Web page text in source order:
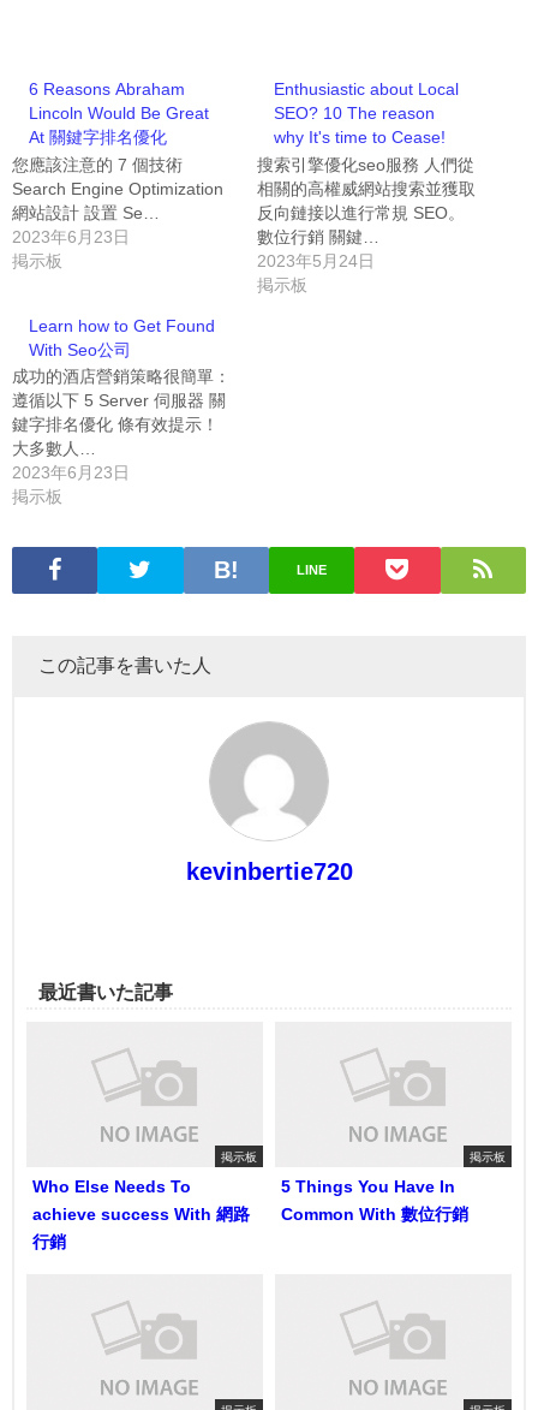
6 Reasons Abraham
Lincoln Would Be Great
At 關鍵字排名優化
您應該注意的 7 個技術
Search Engine Optimization
網站設計 設置 Se…
2023年6月23日
掲示板
Enthusiastic about Local
SEO? 10 The reason
why It's time to Cease!
搜索引擎優化seo服務 人們從
相關的高權威網站搜索並獲取
反向鏈接以進行常規 SEO。
數位行銷 關鍵…
2023年5月24日
掲示板
Learn how to Get Found
With Seo公司
成功的酒店營銷策略很簡單：
遵循以下 5 Server 伺服器 關
鍵字排名優化 條有效提示！
大多數人…
2023年6月23日
掲示板
LINE
この記事を書いた人
kevinbertie720
最近書いた記事
掲示板
Who Else Needs To
achieve success With 網路
行銷
掲示板
5 Things You Have In
Common With 數位行銷